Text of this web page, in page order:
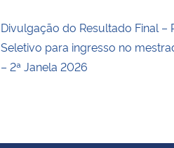
Divulgação do Resultado Final –
Seletivo para ingresso no
– 2ª Janela 2026